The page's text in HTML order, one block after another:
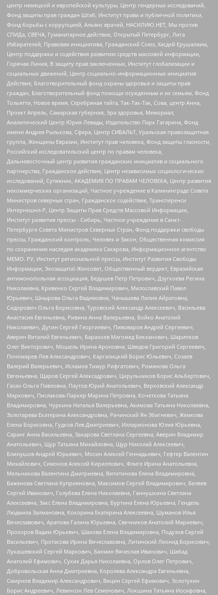
центр немецкой и европейской культуры, Центр гендерных исследований,
Фонд защиты прав граждан Штаб, Институт права и публичной политики,
Фонд борьбы с коррупцией, Альянс врачей, НАСИЛИЮ.НЕТ, Мы против
СПИДа, СВЕЧА, Гуманитарное действие, Открытый Петербург, Лига
Избирателей, Правовая инициатива, Гражданский Союз, Хасдей Ерушалаим,
Центр поддержки и содействия развитию средств массовой информации,
Горячая Линия, В защиту прав заключенных, Институт глобализации и
социальных движений, Центр социально-информационных инициатив
Действие, Благотворительный фонд охраны здоровья и защиты прав
граждан, Благотворительный фонд помощи осужденным и их семьям, Фонд
Тольятти, Новое время, Серебряная тайга, Так-Так-Так, Сова, центр Анна,
Проект Апрель, Самарская губерния, Эра здоровья, Мемориал,
Аналитический Центр Юрия Левады, Издательство Парк Гагарина, Фонд
имени Андрея Рылькова, Сфера, Центр СИБАЛЬТ, Уральская правозащитная
группа, Женщины Евразии, Институт прав человека, Фонд защиты гласности,
Российский исследовательский центр по правам человека,
Дальневосточный центр развития гражданских инициатив и социального
партнерства, Гражданское действие, Центр независимых социологических
исследований, Сутяжник, АКАДЕМИЯ ПО ПРАВАМ ЧЕЛОВЕКА, Центр развития
некоммерческих организаций, Частное учреждение в Калининграде Совета
Министров северных стран, Гражданское содействие, Трансперенси
Интернешнл-Р, Центр Защиты Прав Средств Массовой Информации,
Институт развития прессы - Сибирь, Частное учреждение в Санкт-
Петербурге Совета Министров Северных Стран, Фонд поддержки свободы
прессы, Гражданский контроль, Человек и Закон, Общественная комиссия
по сохранению наследия академика Сахарова, Информационное агентство
МЕМО. РУ, Институт региональной прессы, Институт Развития Свободы
Информации, Экозащита!-Женсовет, Общественный вердикт, Евразийская
антимонопольная ассоциация, Бедушев Петр Петрович, Дзугкоева Регина
Николаевна, Кривенко Сергей Владимирович, Милославский Павел
Юрьевич, Шнырова Ольга Вадимовна, Чанышева Лилия Айратовна,
Сидорович Ольга Борисовна, Туровский Александр Алексеевич, Васильева
Анастасия Евгеньевна, Ривина Анна Валерьевна, Бойко Анатолий
Николаевич, Дугин Сергей Георгиевич, Пивоваров Андрей Сергеевич,
Аверин Виталий Евгеньевич, Барахоев Магомед Бекханович, Шарипков
Олег Викторович, Мошель Ирина Ароновна, Шведов Григорий Сергеевич,
Пономарев Лев Александрович, Каргалицкий Борис Юльевич, Созаев
Валерий Валерьевич, Исламов Тимур Рифгатович, Романова Ольга
Евгеньевна, Щаров Сергей Алексадрович, Цирульников Борис Альбертович,
Гасан Ольга Павловна, Паутов Юрий Анатольевич, Верховский Александр
Маркович, Пислакова-Паркер Марина Петровна, Кочеткова Татьяна
Владимировна, Чуркина Наталья Валерьевна, Акимова Татьяна Николаевна,
Золотарева Екатерина Александровна, Рачинский Ян Збигневич, Жемкова
Елена Борисовна, Гудков Лев Дмитриевич, Илларионова Юлия Юрьевна,
Саранг Анна Васильевна, Захарова Светлана Сергеевна, Аверин Владимир
Анатольевич, Щур Татьяна Михайловна, Щур Николай Алексеевич,
Блинушов Андрей Юрьевич, Мосин Алексей Геннадьевич, Гефтер Валентин
Михайлович, Симонов Алексей Кириллович, Флиге Ирина Анатольевна,
Мельникова Валентина Дмитриевна, Вититинова Елена Владимировна,
Баженова Светлана Куприяновна, Максимов Сергей Владимирович, Беляев
Сергей Иванович, Голубева Елена Николаевна, Ганнушкина Светлана
Алексеевна, Закс Елена Владимировна, Буртина Елена Юрьевна, Гендель
Людмила Залмановна, Кокорина Екатерина Алексеевна, Шуманов Илья
Вячеславович, Арапова Галина Юрьевна, Свечников Анатолий Мариевич,
Прохоров Вадим Юрьевич, Шахова Елена Владимировна, Подузов Сергей
Васильевич, Протасова Ирина Вячеславовна, Литинский Леонид Борисович,
Лукашевский Сергей Маркович, Бахмин Вячеслав Иванович, Шабад
Анатолий Ефимович, Сухих Дарья Николаевна, Орлов Олег Петрович,
Добровольская Анна Дмитриевна, Королева Александра Евгеньевна,
Смирнов Владимир Александрович, Вицин Сергей Ефимович, Золотухин
Борис Андреевич, Левинсон Лев Семенович, Локшина Татьяна Иосифовна,